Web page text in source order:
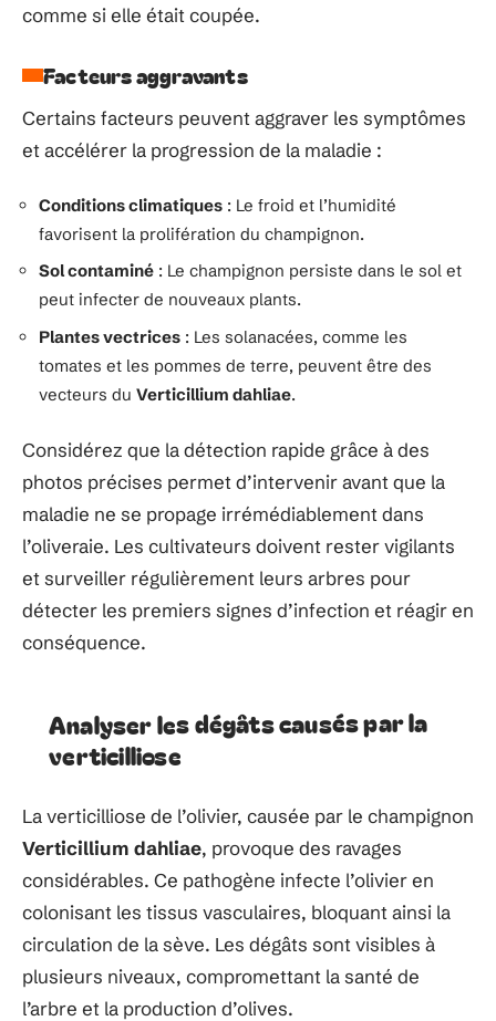
comme si elle était coupée.
Facteurs aggravants
Certains facteurs peuvent aggraver les symptômes
et accélérer la progression de la maladie :
Conditions climatiques : Le froid et l’humidité
favorisent la prolifération du champignon.
Sol contaminé : Le champignon persiste dans le sol et
peut infecter de nouveaux plants.
Plantes vectrices : Les solanacées, comme les
tomates et les pommes de terre, peuvent être des
vecteurs du Verticillium dahliae.
Considérez que la détection rapide grâce à des
photos précises permet d’intervenir avant que la
maladie ne se propage irrémédiablement dans
l’oliveraie. Les cultivateurs doivent rester vigilants
et surveiller régulièrement leurs arbres pour
détecter les premiers signes d’infection et réagir en
conséquence.
Analyser les dégâts causés par la
verticilliose
La verticilliose de l’olivier, causée par le champignon
Verticillium dahliae, provoque des ravages
considérables. Ce pathogène infecte l’olivier en
colonisant les tissus vasculaires, bloquant ainsi la
circulation de la sève. Les dégâts sont visibles à
plusieurs niveaux, compromettant la santé de
l’arbre et la production d’olives.